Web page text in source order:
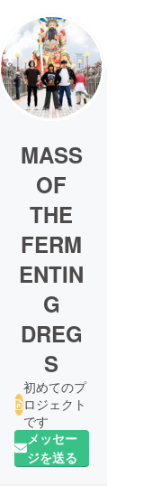
MASS
OF
THE
FERM
ENTIN
G
DREG
S
初めてのプ
ロジェクト
です
メッセー
ジを送る